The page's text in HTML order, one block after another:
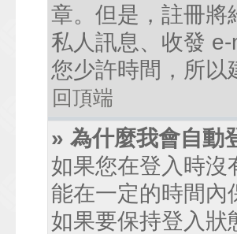
章。但是，註冊將
私人訊息、收發
您少許時間，所以
回頂端
» 為什麼我會自動
如果您在登入時沒
能在一定的時間內
如果要保持登入狀